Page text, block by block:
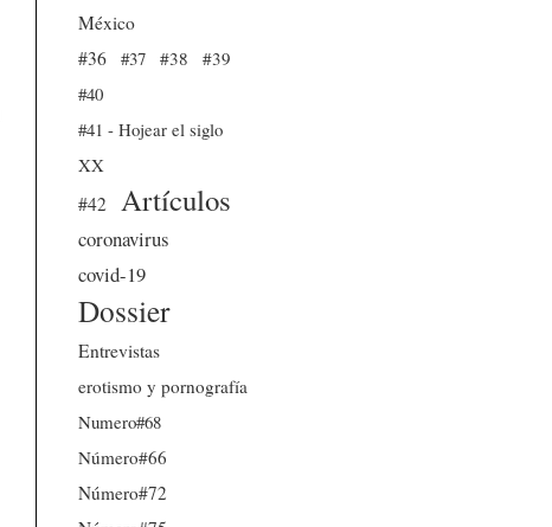
México
#36
#37 #38
#39
#40
#41 - Hojear el siglo
XX
#42
Artículos
coronavirus
covid-19
Dossier
Entrevistas
erotismo y pornografía
Numero#68
Número#66
Número#72